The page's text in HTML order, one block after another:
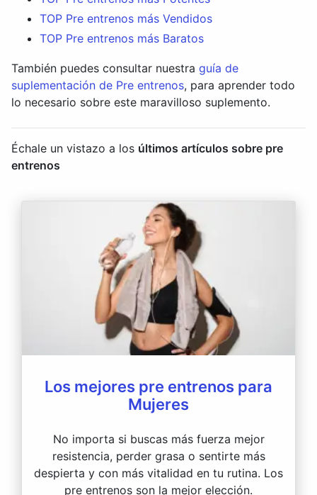
TOP Pre entrenos más Vendidos
TOP Pre entrenos más Baratos
También puedes consultar nuestra guía de
suplementación de Pre entrenos, para aprender todo
lo necesario sobre este maravilloso suplemento.
Échale un vistazo a los últimos artículos sobre pre
entrenos
Los mejores pre entrenos para
Mujeres
No importa si buscas más fuerza mejor
resistencia, perder grasa o sentirte más
despierta y con más vitalidad en tu rutina. Los
pre entrenos son la mejor elección.